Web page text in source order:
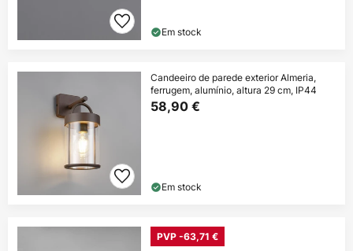
Em stock
Candeeiro de parede exterior Almeria,
ferrugem, alumínio, altura 29 cm, IP44
58,90 €
Em stock
PVP -63,71 €